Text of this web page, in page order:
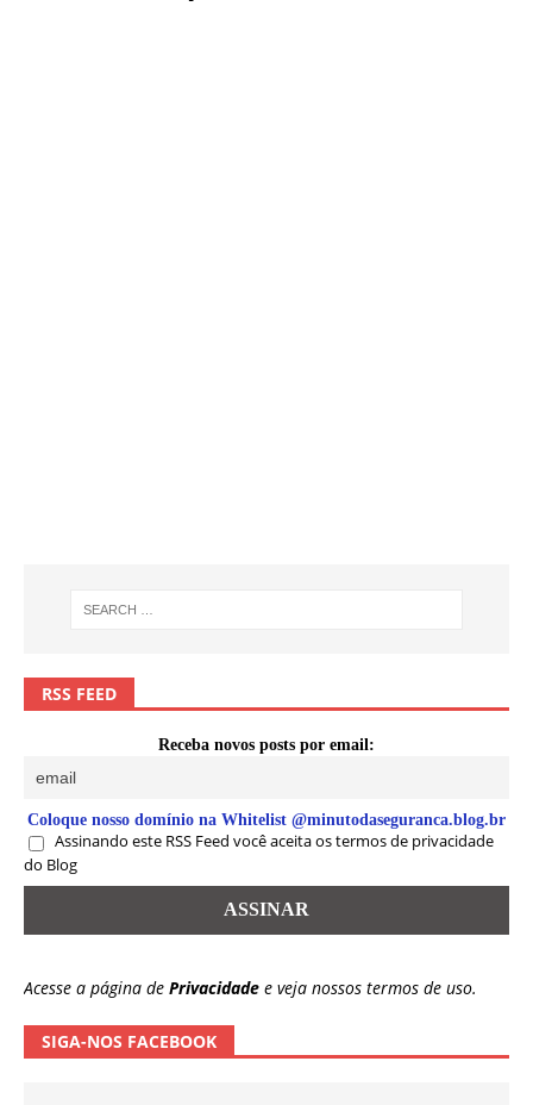
RSS FEED
Receba novos posts por email:
Coloque nosso domínio na Whitelist @minutodaseguranca.blog.br
Assinando este RSS Feed você aceita os termos de privacidade
do Blog
Acesse a página de Privacidade e veja nossos termos de uso.
SIGA-NOS FACEBOOK